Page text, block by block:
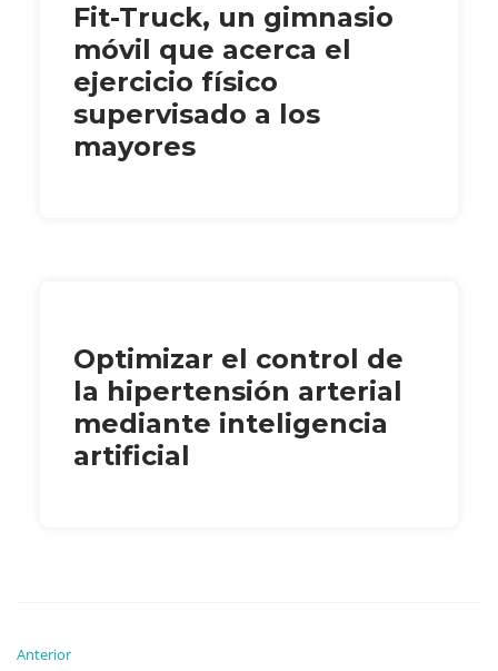
Fit-Truck, un gimnasio
móvil que acerca el
ejercicio físico
supervisado a los
mayores
Optimizar el control de
la hipertensión arterial
mediante inteligencia
artificial
Anterior